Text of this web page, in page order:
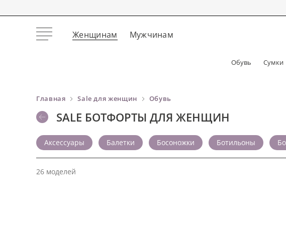
Женщинам Мужчинам
Обувь Сумки
Главная Sale для женщин Обувь
SALE БОТФОРТЫ ДЛЯ ЖЕНЩИН
26 моделей
Аксессуары Балетки Босоножки Ботильоны